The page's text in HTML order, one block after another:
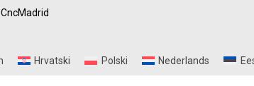
Hrvatski Polski Nederlands